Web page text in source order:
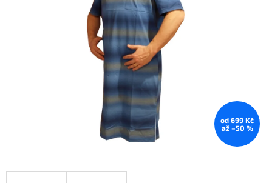
od 699 Kč
až –50 %